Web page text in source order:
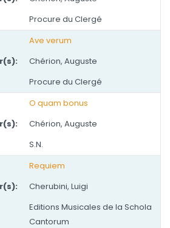
Procure du Clergé
Ave verum
Chérion, Auguste
Procure du Clergé
O quam bonus
Chérion, Auguste
S.N.
Requiem
Cherubini, Luigi
Editions Musicales de la Schola
Cantorum